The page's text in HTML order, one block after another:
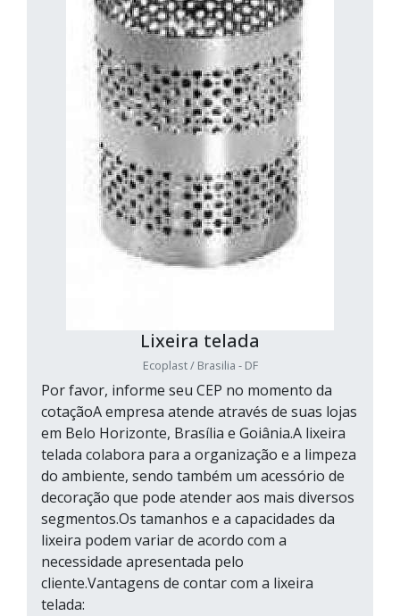
Lixeira telada
Ecoplast / Brasilia - DF
Por favor, informe seu CEP no momento da
cotaçãoA empresa atende através de suas lojas
em Belo Horizonte, Brasília e Goiânia.A lixeira
telada colabora para a organização e a limpeza
do ambiente, sendo também um acessório de
decoração que pode atender aos mais diversos
segmentos.Os tamanhos e a capacidades da
lixeira podem variar de acordo com a
necessidade apresentada pelo
cliente.Vantagens de contar com a lixeira
telada: